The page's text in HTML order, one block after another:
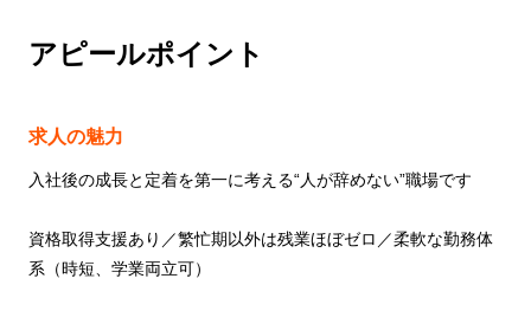
アピールポイント
求人の魅力
入社後の成長と定着を第一に考える“人が辞めない”職場です
資格取得支援あり／繁忙期以外は残業ほぼゼロ／柔軟な勤務体
系（時短、学業両立可）